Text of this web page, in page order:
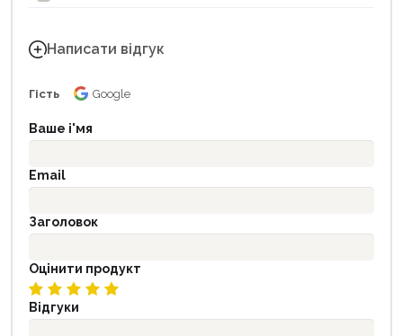
Написати відгук
Гість Google
Ваше і'мя
Email
Заголовок
Оцінити продукт
Відгуки